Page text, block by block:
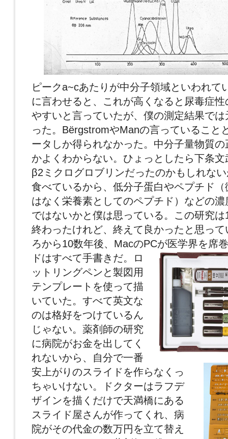
ピークa~cあたりが中分子領域といわれて
に言わせると、これが高くなると尿毒症
やすいと言っていたが、僕の測定結果で
った。BёrgstromやManの言っていること
ータしか得られなかった。中分子量物質
かよくわからない。ひょっとしたら下条文
β2ミクログロブリンだったのかもしれな
食べているから、低分子蛋白やペプチド
はなく栄養素としてのペプチド）などの
ではないかと僕は思っている。この研究
終わったけれど、終えて良かったと思っ
ろから10数年後、MacのPCが医学界を席
ドはすべて手書きだ。
ロ
ットリングペンと製図用
テンプレートを使って描
いていた。すべて英文な
のは格好をつけているん
じゃない。薬剤師の研究
に病院がお金を出してく
れないから、自分で一番
安上がりのスライドを作らなくっ
ちゃいけない。ドクターはラフデ
ザインを描くだけで天満橋にある
スライド屋さんが作ってくれ、病
院がその代金の数万円を立て替え